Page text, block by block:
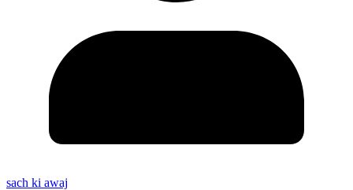
sach ki awaj